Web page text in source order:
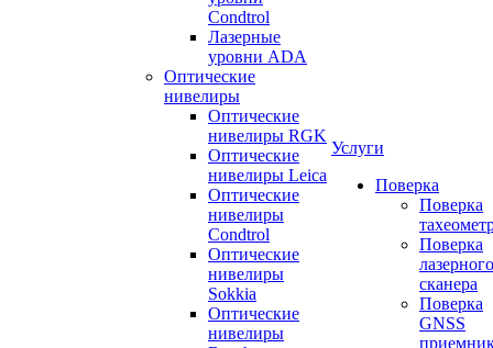
Condtrol
Лазерные
уровни ADA
Оптические
нивелиры
Оптические
нивелиры RGK
Оптические
нивелиры Leica
Оптические
нивелиры
Condtrol
Оптические
нивелиры
Sokkia
Оптические
нивелиры
Услуги
Поверка
Поверка
Поверка
лазерного
сканера
Поверка
GNSS